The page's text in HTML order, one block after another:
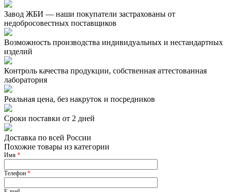
Завод ЖБИ — наши покупатели застрахованы от
недобросовестных поставщиков
Возможность производства индивидуальных и нестандартных
изделий
Контроль качества продукции, собственная аттестованная
лаборатория
Реальная цена, без накруток и посредников
Сроки поставки от 2 дней
Доставка по всей России
Похожие товары из категории
Имя *
Телефон *